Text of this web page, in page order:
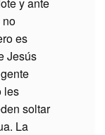
no
es
Jesús
les
soltar
La